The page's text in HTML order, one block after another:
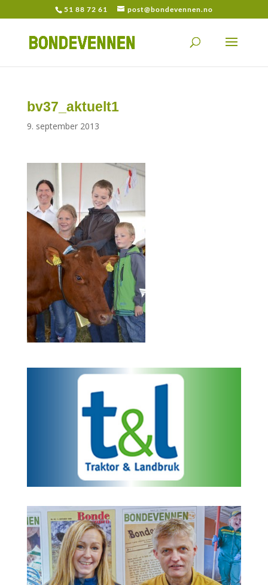
51 88 72 61 post@bondevennen.no
bv37_aktuelt1
9. september 2013